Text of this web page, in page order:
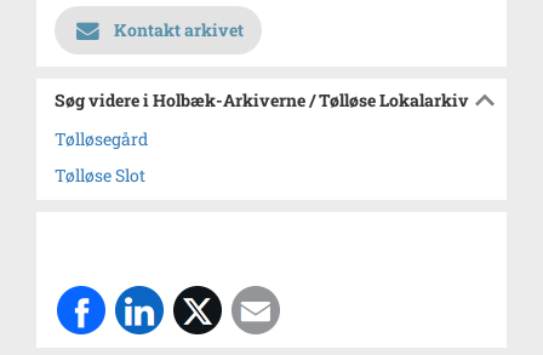
Kontakt arkivet
Søg videre i Holbæk-Arkiverne / Tølløse Lokalarkiv
Tølløsegård
Tølløse Slot